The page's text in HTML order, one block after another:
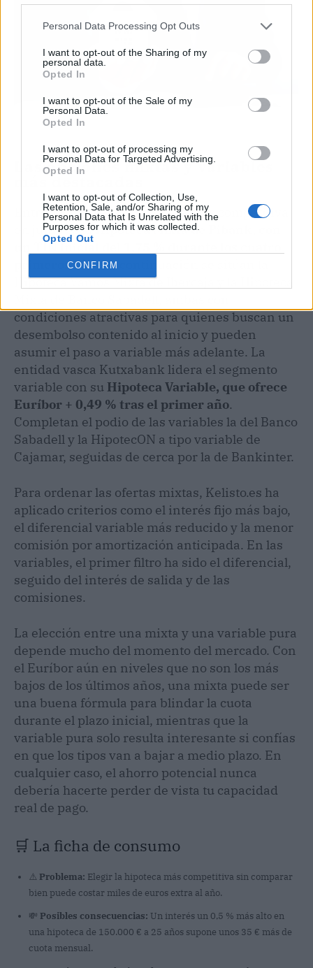
Personal Data Processing Opt Outs
I want to opt-out of the Sharing of my
personal data.
Opted In
I want to opt-out of the Sale of my
Personal Data.
Opted In
I want to opt-out of processing my
Personal Data for Targeted Advertising.
Opted In
I want to opt-out of Collection, Use,
Retention, Sale, and/or Sharing of my
Personal Data that Is Unrelated with the
Purposes for which it was collected.
Opted Out
CONFIRM
Las opciones mixtas y variables
más destacadas
Entre las hipotecas mixtas, la más competitiva
en junio es laHipoteca Mixta de Pibank, con
un TIN inicial del 1,75 % durante los cuatro
primeros años. A continuación se sitúan la
Hipoteca Vamos Mixta de Ibercaja y la Hipoteca
condiciones atractivas para quienes buscan un
desembolso contenido al inicio y pueden
asumir el paso a variable más adelante. La
entidad vasca Kutxabank lidera el segmento
variable con su Hipoteca Variable, que ofrece
Euríbor + 0,49 % tras el primer año.
Completan el podio de las variables la del Banco
Sabadell y la HipotecON a tipo variable de
Cajamar, seguidas de cerca por la de Bankinter.
Para ordenar las ofertas mixtas, Kelisto.es ha
aplicado criterios como el interés fijo más bajo,
el diferencial variable más reducido y la menor
comisión por amortización anticipada. En las
variables, el primer filtro ha sido el diferencial,
seguido del interés de salida y de las
comisiones.
La elección entre una mixta y una variable pura
depende mucho del momento del mercado. Con
el Euríbor aún en niveles que no son los más
bajos de los últimos años, una mixta puede ser
una buena fórmula para blindar la cuota
durante el plazo inicial, mientras que la
variable pura solo resulta interesante si confías
en que los tipos van a bajar a medio plazo. En
cualquier caso, el ahorro potencial nunca
debería hacerte perder de vista tu capacidad
real de pago.
🛒 La ficha de consumo
⚠️ Problema: Elegir la hipoteca más competitiva sin comparar
bien puede costar miles de euros extra al año.
💸 Posibles consecuencias: Un interés un 0,5 % más alto en
una hipoteca de 150.000 € a 25 años supone unos 35 € más de
cuota mensual.